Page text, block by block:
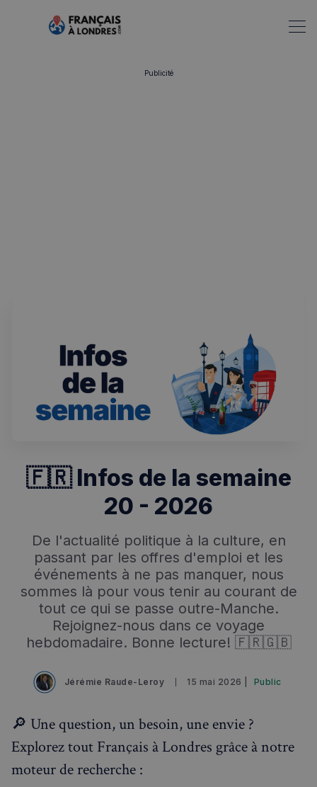
Publicité
🇫🇷 Infos de la semaine
20 - 2026
De l'actualité politique à la culture, en
passant par les offres d'emploi et les
événements à ne pas manquer, nous
sommes là pour vous tenir au courant de
tout ce qui se passe outre-Manche.
Rejoignez-nous dans ce voyage
hebdomadaire. Bonne lecture! 🇫🇷🇬🇧
Jérémie Raude-Leroy 15 mai 2026 | Public
🔎 Une question, un besoin, une envie ?
Explorez tout Français à Londres grâce à notre
moteur de recherche :